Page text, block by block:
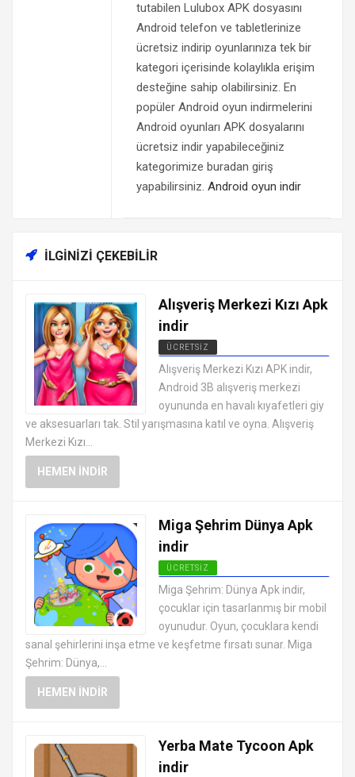
tutabilen Lulubox APK dosyasını
Android telefon ve tabletlerinize
ücretsiz indirip oyunlarınıza tek bir
kategori içerisinde kolaylıkla erişim
desteğine sahip olabilirsiniz. En
popüler Android oyun indirmelerini
Android oyunları APK dosyalarını
ücretsiz indir yapabileceğiniz
kategorimize buradan giriş
yapabilirsiniz. Android oyun indir
İLGINIZI ÇEKEBILIR
Alışveriş Merkezi Kızı Apk
indir
ÜCRETSIZ
EN İYI ANDROID APK OYUNLARI
ÜCRETSIZ
Alışveriş Merkezi Kızı APK indir,
Android 3B alışveriş merkezi
oyununda en havalı kıyafetleri giy
ve aksesuarları tak. Stil yarışmasına katıl ve oyna. Alışveriş
Merkezi Kızı...
HEMEN İNDIR
Miga Şehrim Dünya Apk
indir
ÜCRETSIZ
EN İYI ANDROID APK OYUNLARI
ÜCRETSIZ
Miga Şehrim: Dünya Apk indir,
çocuklar için tasarlanmış bir mobil
oyunudur. Oyun, çocuklara kendi
sanal şehirlerini inşa etme ve keşfetme fırsatı sunar. Miga
Şehrim: Dünya,...
HEMEN İNDIR
Yerba Mate Tycoon Apk
indir